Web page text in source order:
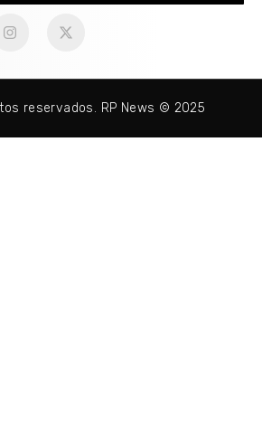
reservados. RP News © 2025